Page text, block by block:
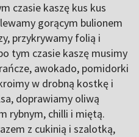
czasie kaszę kus kus
gorącym bulionem
przykrywamy folią i
tym czasie kaszę musimy
awokado, pomidorki
w drobną kostkę i
doprawiamy oliwą
rybnym, chilli i miętą.
z cukinią i szalotką,